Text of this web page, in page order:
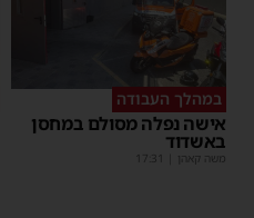
במהלך העבודה
אישה נפלה מסולם במחסן
באשדוד
משה קאהן 17:31